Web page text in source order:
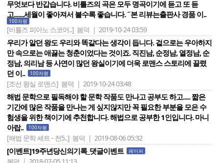
무엇보다 반갑습니다. 비틀즈의 곡은 모두 명곡이기에 듣고 또 듣
고.......세월이 좋아져서 볼수록 좋습니다. ˝본 리뷰는출판사 경품 이..
100자평
[비틀즈 피아노 스코어..] 봄덕 | 2019-10-24 03:59
우리가 알던 왕도 우리와 똑같다는 생각이 듭니다. 겉으로는 우아하지
만 속으로는 애끓는 청춘이었다는 것이죠. 직진남, 순정남, 열정남, 순
정남, 의리남 등 사연이 많던 왕실이기에 더욱 로맨스 스토리에 끌렸
던 이..
100자평
[조선 왕실 로맨스] 봄덕 | 2019-10-24 03:48
해법 문학으로 필독해야 할 문학 작품도 만나고 공부도 하고..... 짧은
기간에 많은 작품을 만나는 게 싶지않지만 꼭 필요한 부분을 모은 수
험생을 위한 책이기에 추천합니다. 해법으로 공부한 1인입니다. 마니
아랍..
100자평
[해법 문학 세트 - 전5..] 봄덕 | 2019-08-06 05:32
[이벤트]19주년당신의기록_댓글이벤트 페이퍼